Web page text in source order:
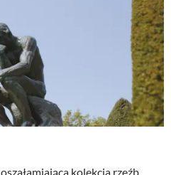
0
z
ł
.
kolekcja rzeźb